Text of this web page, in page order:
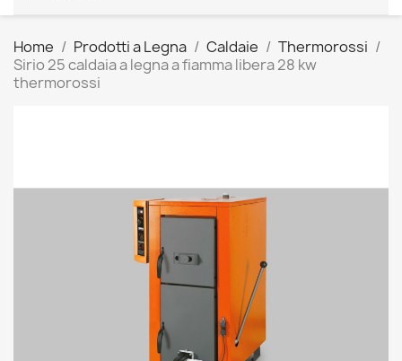
Home Prodotti a Legna Caldaie
Thermorossi
Sirio 25 caldaia a legna a fiamma libera 28 kw
thermorossi